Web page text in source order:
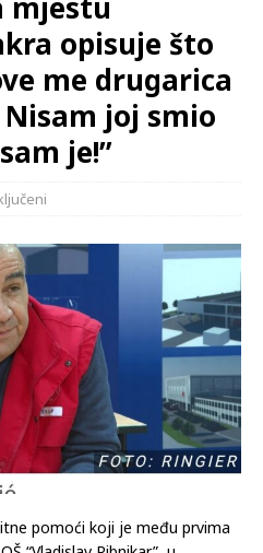
mjestu
opisuje što
me drugarica
joj smio